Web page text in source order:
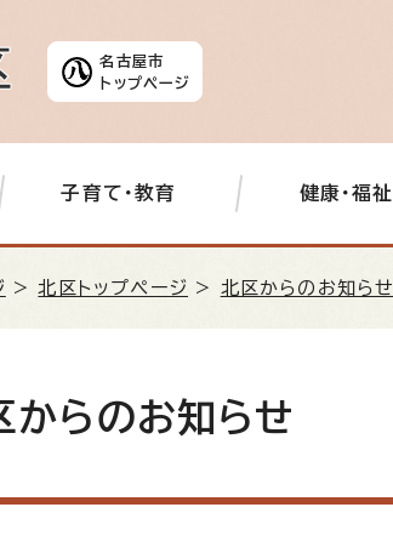
名古屋市
トップページ
子育て・教育 健康・福祉
>北区トップページ > 北区からのお知らせ
からのお知らせ